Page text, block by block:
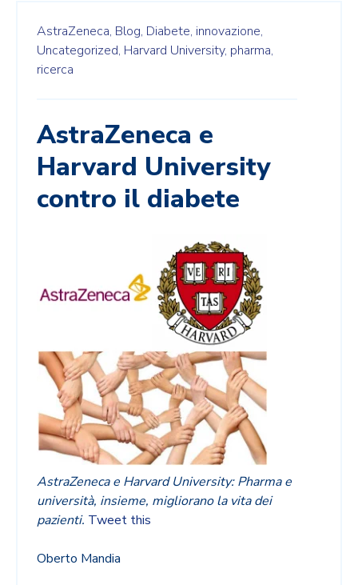
AstraZeneca, Blog, Diabete, innovazione,
Uncategorized, Harvard University, pharma,
ricerca
AstraZeneca e
Harvard University
contro il diabete
AstraZeneca e Harvard University: Pharma e
università, insieme, migliorano la vita dei
pazienti. Tweet this
Oberto Mandia